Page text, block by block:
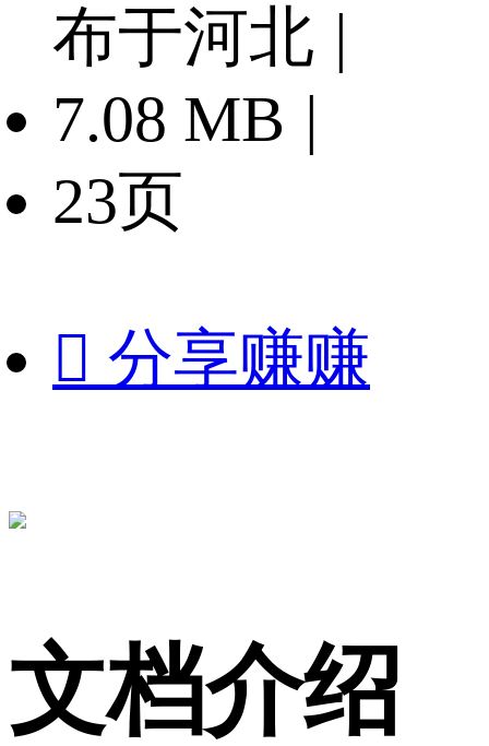
布于河北 |
7.08 MB |
23页
 分享赚赚
文档介绍